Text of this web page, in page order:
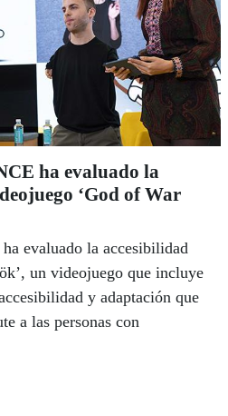
ha evaluado la
‘God of War
evaluado la accesibilidad
un videojuego que incluye
y adaptación que
a las personas con